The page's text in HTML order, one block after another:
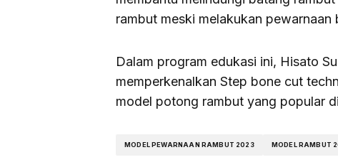
rambut meski melakukan pewarnaan
Dalam program edukasi ini, Hisato
memperkenalkan Step bone cut
model potong rambut yang popular
MODEL PEWARNAAN RAMBUT 2023 MODEL RAMBUT